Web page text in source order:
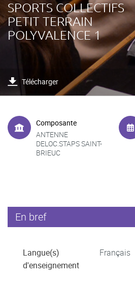
SPORTS COLLECTIFS
PETIT TERRAIN
POLYVALENCE 1
Télécharger
Composante
ANTENNE
DELOC.STAPS SAINT-
BRIEUC
En bref
Langue(s)
d'enseignement
Français